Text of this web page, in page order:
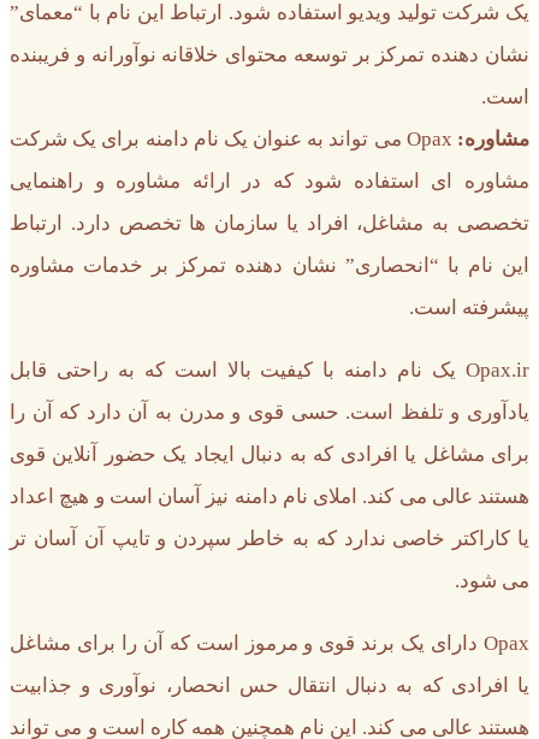
یک شرکت تولید ویدیو استفاده شود. ارتباط این نام با “معمای”
نشان دهنده تمرکز بر توسعه محتوای خلاقانه نوآورانه و فریبنده
است.
مشاوره:
Opax می تواند به عنوان یک نام دامنه برای یک شرکت
مشاوره ای استفاده شود که در ارائه مشاوره و راهنمایی
تخصصی به مشاغل، افراد یا سازمان ها تخصص دارد. ارتباط
این نام با “انحصاری” نشان دهنده تمرکز بر خدمات مشاوره
پیشرفته است.
Opax.ir یک نام دامنه با کیفیت بالا است که به راحتی قابل
یادآوری و تلفظ است. حسی قوی و مدرن به آن دارد که آن را
برای مشاغل یا افرادی که به دنبال ایجاد یک حضور آنلاین قوی
هستند عالی می کند. املای نام دامنه نیز آسان است و هیچ اعداد
یا کاراکتر خاصی ندارد که به خاطر سپردن و تایپ آن آسان تر
می شود.
Opax دارای یک برند قوی و مرموز است که آن را برای مشاغل
یا افرادی که به دنبال انتقال حس انحصار، نوآوری و جذابیت
هستند عالی می کند. این نام همچنین همه کاره است و می تواند